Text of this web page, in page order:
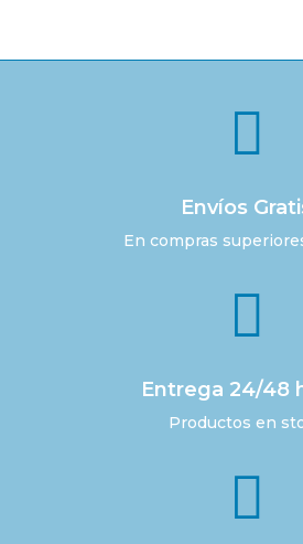

Envíos
En compras

Entrega 24/48
Productos en
